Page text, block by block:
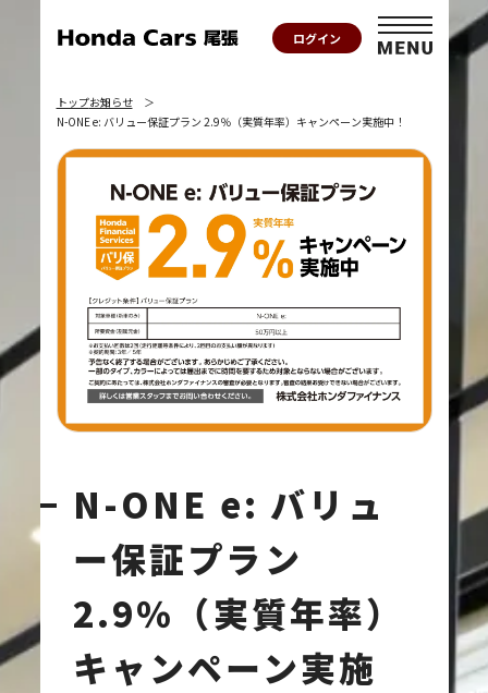
ログイン
トップお知らせ
N-ONE e: バリュー保証プラン 2.9％（実質年率）キャンペーン実施中！
N-ONE e: バリュ
ー保証プラン
2.9％（実質年率）
キャンペーン実施